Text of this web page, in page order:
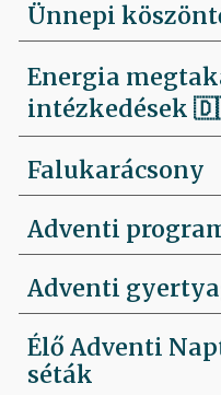
Ünnepi
Energia
intézkedések
Falukarácsony
Adventi
Adventi
Élő Adventi
séták